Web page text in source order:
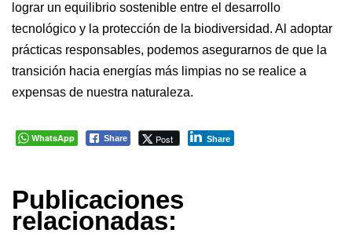
lograr un equilibrio sostenible entre el desarrollo
tecnológico y la protección de la biodiversidad. Al adoptar
prácticas responsables, podemos asegurarnos de que la
transición hacia energías más limpias no se realice a
expensas de nuestra naturaleza.
WhatsApp Share Post Share
Publicaciones
relacionadas: